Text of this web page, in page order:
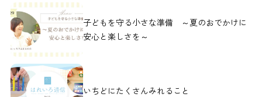
子どもを守る小さな準備 ～夏のおでかけに
安心と楽しさを～
いちどにたくさんみれること